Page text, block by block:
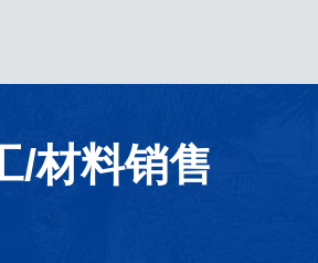
/材料销售